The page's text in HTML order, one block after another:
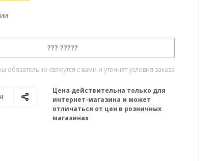
??? ?????
свяжутся с вами и уточнят условия заказа
Цена действительна только для
интернет-магазина и может
отличаться от цен в розничных
магазинах